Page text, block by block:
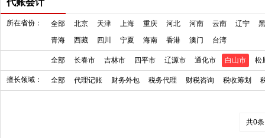
代账会计
所在省份： 全部 北京 天津 上海 重庆 河北 河南 云南 辽宁
青海
西藏 四川 宁夏 海南 香港 澳门 台湾
全部 长春市 吉林市 四平市 辽源市 通化市 白山市 松
擅长领域： 全部 代理记账 财务外包 税务代理 财税咨询 税收筹划
共0条